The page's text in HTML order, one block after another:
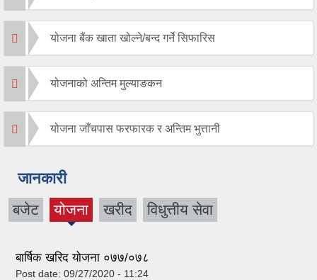
योजना बैंक खाता खोल्ने/बन्द गर्ने सिफारिस
योजनाको अन्तिम मुल्याङकन
योजना जाँचपास फरफारक र अन्तिम भुत्तानी
जानकारी
बजेट योजना
(active
खरीद विधुत्तीय सेवा
बार्षिक खरिद योजना ०७७/०७८
Post date: 09/27/2020 - 11:24